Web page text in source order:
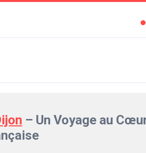
– Un Voyage au